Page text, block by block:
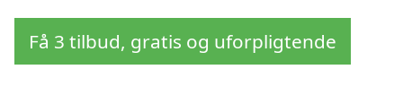
Få 3 tilbud, gratis og uforpligtende